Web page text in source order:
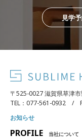
見学
〒525-0027 滋賀県草津
TEL：077-561-0932 /
お知らせ
PROFILE 当社について